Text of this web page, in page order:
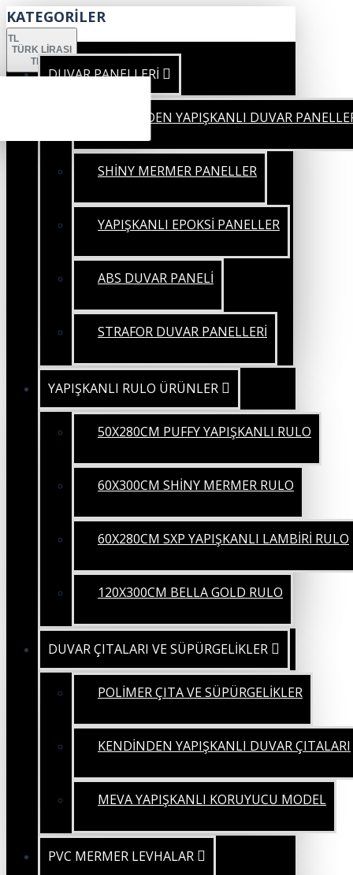
KATEGORİLER
TL
TÜRK LIRASI
TRY
DUVAR PANELLERİ
KENDİNDEN YAPIŞKANLI DUVAR
SHİNY MERMER PANELLER
YAPIŞKANLI EPOKSİ PANELLER
ABS DUVAR PANELİ
STRAFOR DUVAR PANELLERİ
YAPIŞKANLI RULO ÜRÜNLER
50X280CM PUFFY YAPIŞKANLI RULO
60X300CM SHİNY MERMER RULO
60X280CM SXP YAPIŞKANLI LAMBİRİ RULO
120X300CM BELLA GOLD RULO
DUVAR ÇITALARI VE SÜPÜRGELİKLER
POLİMER ÇITA VE SÜPÜRGELİKLER
KENDİNDEN YAPIŞKANLI DUVAR ÇITALARI
MEVA YAPIŞKANLI KORUYUCU MODEL
PVC MERMER LEVHALAR